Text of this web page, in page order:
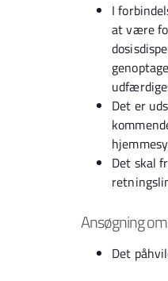
I
at være
Det er
Det skal
Ansøgning
Det